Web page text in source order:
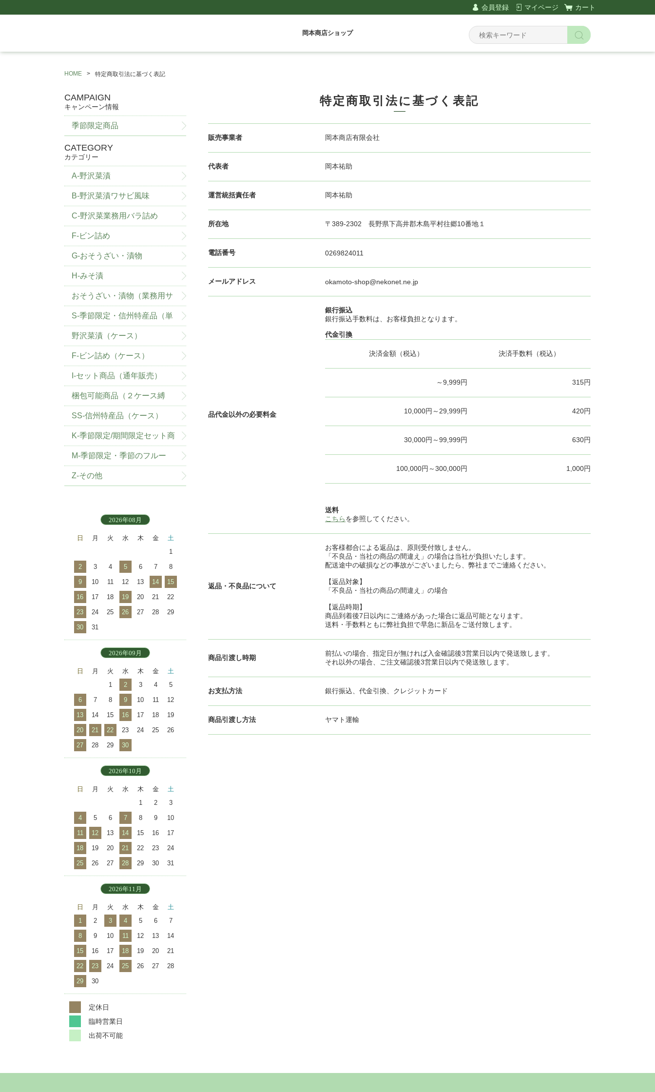
会員登録 マイページ カート
岡本商店ショップ
HOME 特定商取引法に基づく表記
特定商取引法に基づく表記
販売事業者 岡本商店有限会社
代表者 岡本祐助
運営統括責任者 岡本祐助
所在地 〒389-2302 長野県下高井郡木島平村往郷10番地１
電話番号 0269824011
メールアドレス okamoto-shop@nekonet.ne.jp
品代金以外の必要料金
銀行振込
銀行振込手数料は、お客様負担となります。
代金引換
決済金額（税込） 決済手数料（税込）
～9,999円 315円
10,000円～29,999円 420円
30,000円～99,999円 630円
100,000円～300,000円 1,000円
送料
こちらを参照してください。
返品・不良品について
お客様都合による返品は、原則受付致しません。
「不良品・当社の商品の間違え」の場合は当社が負担いたします。
配送途中の破損などの事故がございましたら、弊社までご連絡ください。
【返品対象】
「不良品・当社の商品の間違え」の場合
【返品時期】
商品到着後7日以内にご連絡があった場合に返品可能となります。
送料・手数料ともに弊社負担で早急に新品をご送付致します。
商品引渡し時期
前払いの場合、指定日が無ければ入金確認後3営業日以内で発送致します。
それ以外の場合、ご注文確認後3営業日以内で発送致します。
お支払方法 銀行振込、代金引換、クレジットカード
商品引渡し方法 ヤマト運輸
CAMPAIGN
キャンペーン情報
季節限定商品
CATEGORY
カテゴリー
A-野沢菜漬
B-野沢菜漬ワサビ風味
C-野沢菜業務用バラ詰め
F-ビン詰め
G-おそうざい・漬物
H-みそ漬
おそうざい・漬物（業務用サ
イズ）
S-季節限定・信州特産品（単
品）
野沢菜漬（ケース）
F-ビン詰め（ケース）
I-セット商品（通年販売）
梱包可能商品（２ケース縛
り）
SS-信州特産品（ケース）
K-季節限定/期間限定セット商
品
M-季節限定・季節のフルー
ツ・野菜
Z-その他
2026年08月
日 月 火 水 木 金
土
1
2 3 4 5 6 7 8
9 10 11 12 13 14 15
16 17 18 19 20 21 22
23 24 25 26 27 28 29
30 31
2026年09月
日 月 火 水 木 金
土
1
2 3 4 5
6 7 8 9 10 11 12
13 14 15 16 17 18 19
20 21 22 23 24 25 26
27 28 29 30
2026年10月
日 月 火 水 木 金
土
1
2 3
4 5 6 7 8 9 10
11 12 13 14 15 16 17
18 19 20 21 22 23 24
25 26 27 28 29 30 31
2026年11月
日 月 火 水 木 金
土
1
2 3 4 5 6 7
8 9 10 11 12 13 14
15 16 17 18 19 20 21
22 23 24 25 26 27 28
29 30
定休日
臨時営業日
出荷不可能